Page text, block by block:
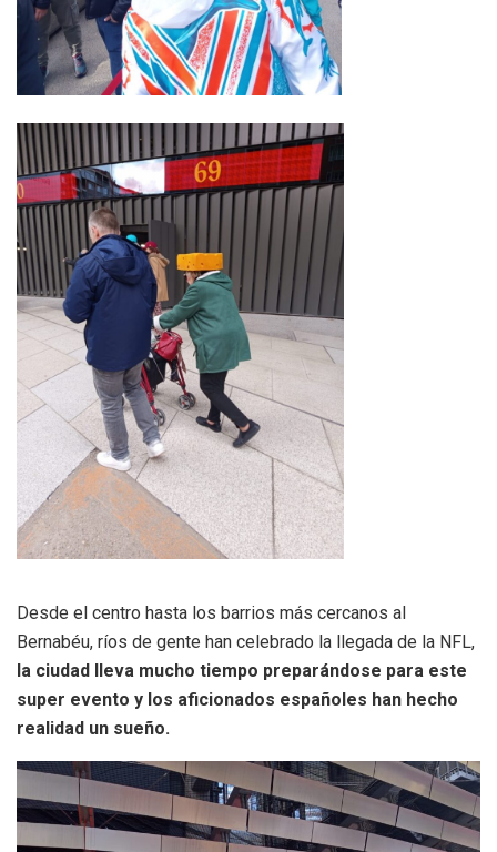
Desde el centro hasta los barrios más cercanos al
Bernabéu, ríos de gente han celebrado la llegada de la NFL,
la ciudad lleva mucho tiempo preparándose para este
super evento y los aficionados españoles han hecho
realidad un sueño.